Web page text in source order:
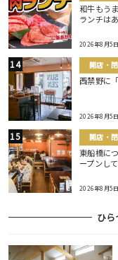
和牛もう
ランチは
2026年8月5日
開店・
西禁野に
2026年8月5日
開店・
東船橋に
ープンし
2026年8月5日
ひ